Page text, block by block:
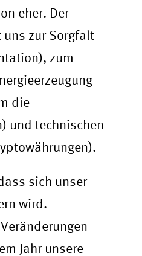
eher. Der
zur Sorgfalt
zum
die
und technischen
sich unser
wird.
Jahr unsere